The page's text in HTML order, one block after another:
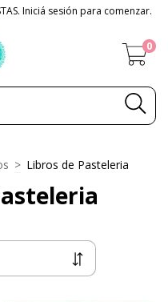
Iniciá sesión para comenzar.
0
> Libros de Pasteleria